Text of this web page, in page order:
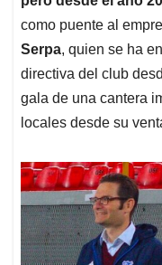
como puente al
Serpa, quien se ha
directiva del club
gala de una cantera
locales desde su